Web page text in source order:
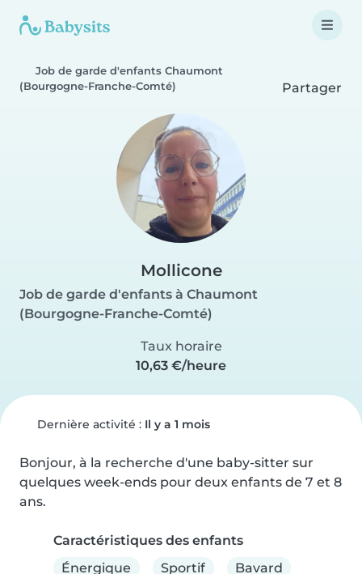
Job de garde d'enfants Chaumont
(Bourgogne-Franche-Comté)
Partager
Mollicone
Job de garde d'enfants à Chaumont
(Bourgogne-Franche-Comté)
Taux horaire
10,63 €/heure
Dernière activité : Il y a 1 mois
Bonjour, à la recherche d'une baby-sitter sur
quelques week-ends pour deux enfants de 7 et 8
ans.
Caractéristiques des enfants
Énergique
Sportif Bavard